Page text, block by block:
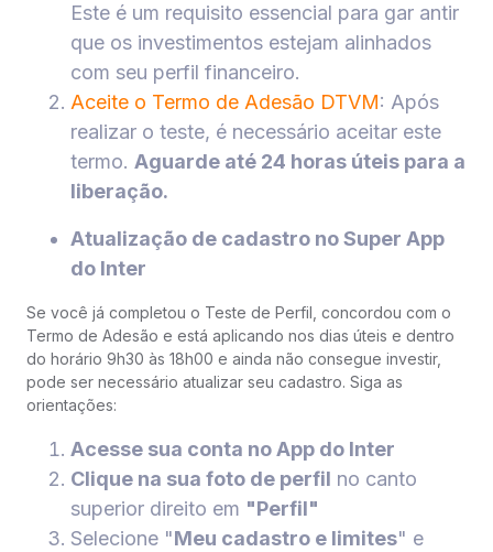
Este é um requisito essencial para gar antir
que os investimentos estejam alinhados
com seu perfil financeiro.
Aceite o Termo de Adesão DTVM: Após
realizar o teste, é necessário aceitar este
termo. Aguarde até 24 horas úteis para a
liberação.
Atualização de cadastro no Super App
do Inter
Se você já completou o Teste de Perfil, concordou com o
Termo de Adesão e está aplicando nos dias úteis e dentro
do horário 9h30 às 18h00 e ainda não consegue investir,
pode ser necessário atualizar seu cadastro. Siga as
orientações:
Acesse sua conta no App do Inter
Clique na sua foto de perfil no canto
superior direito em "Perfil"
Selecione "Meu cadastro e limites" e